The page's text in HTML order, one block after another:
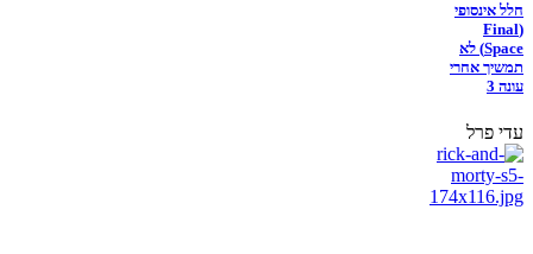
חלל אינסופי
(Final
Space) לא
תמשיך אחרי
עונה 3
עדי פרל